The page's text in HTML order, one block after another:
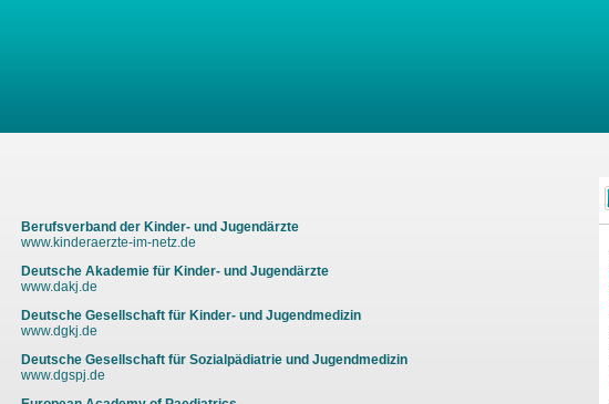
Berufsverband der Kinder- und Jugendärzte
www.kinderaerzte-im-netz.de
Deutsche Akademie für Kinder- und Jugendärzte
www.dakj.de
Deutsche Gesellschaft für Kinder- und Jugendmedizin
www.dgkj.de
Deutsche Gesellschaft für Sozialpädiatrie und Jugendmedizin
www.dgspj.de